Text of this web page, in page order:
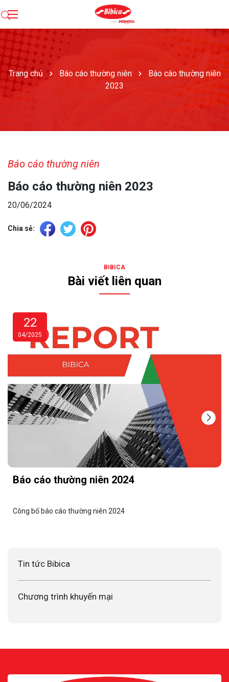
Trang chủ Báo cáo thường niên
Báo cáo thường niên
2023
Tin tức Bibica
Chương trình khuyến mại
Báo cáo thường niên
Báo cáo thường niên 2023
20/06/2024
Chia sẻ:
BIBICA
Bài viết liên quan
22
04/2025
Báo cáo thường niên 2024
Công bố báo cáo thường niên 2024